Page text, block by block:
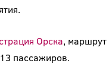
Орска, маршрут
пассажиров.